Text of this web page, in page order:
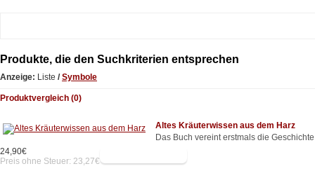
Produkte, die den Suchkriterien entsprechen
Anzeige: Liste / Symbole
Produktvergleich (0)
Altes Kräuterwissen aus dem Harz
Das Buch vereint erstmals die
24,90€
Preis ohne Steuer: 23,27€